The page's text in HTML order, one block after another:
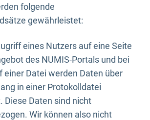
folgende
gewährleistet:
eines Nutzers auf eine Seite
des NUMIS-Portals und bei
einer Datei werden Daten über
in einer Protokolldatei
Diese Daten sind nicht
Wir können also nicht